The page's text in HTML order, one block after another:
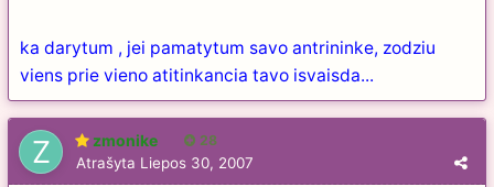
ka darytum , jei pamatytum savo antrininke, zodziu
viens prie vieno atitinkancia tavo isvaisda...
zmonike 28
Atrašyta Liepos 30, 2007